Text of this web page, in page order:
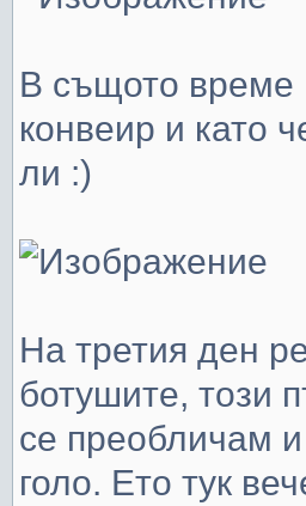
В същото време
конвеир и като
ли :)
На третия ден
ботушите, този
се преобличам и
голо. Ето тук